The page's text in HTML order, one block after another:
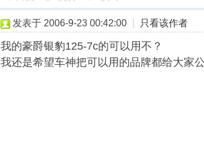
发表于 2006-9-23 00:42:00 只看该作者
我的豪爵银豹125-7c的可以用不？
我还是希望车神把可以用的品牌都给大家